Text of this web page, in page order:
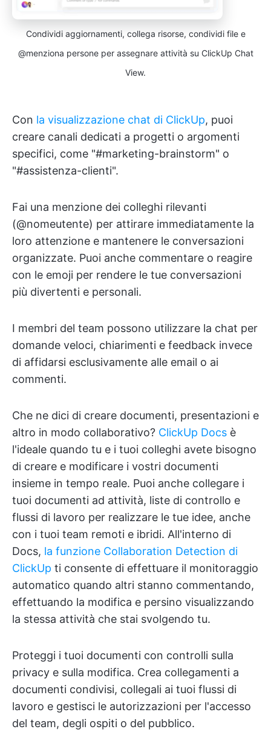
Condividi aggiornamenti, collega risorse, condividi file e
@menziona persone per assegnare attività su ClickUp Chat
View.
Con la visualizzazione chat di ClickUp, puoi
creare canali dedicati a progetti o argomenti
specifici, come "#marketing-brainstorm" o
"#assistenza-clienti".
Fai una menzione dei colleghi rilevanti
(@nomeutente) per attirare immediatamente la
loro attenzione e mantenere le conversazioni
organizzate. Puoi anche commentare o reagire
con le emoji per rendere le tue conversazioni
più divertenti e personali.
I membri del team possono utilizzare la chat per
domande veloci, chiarimenti e feedback invece
di affidarsi esclusivamente alle email o ai
commenti.
Che ne dici di creare documenti, presentazioni e
altro in modo collaborativo? ClickUp Docs è
l'ideale quando tu e i tuoi colleghi avete bisogno
di creare e modificare i vostri documenti
insieme in tempo reale. Puoi anche collegare i
tuoi documenti ad attività, liste di controllo e
flussi di lavoro per realizzare le tue idee, anche
con i tuoi team remoti e ibridi. All'interno di
Docs, la funzione Collaboration Detection di
ClickUp ti consente di effettuare il monitoraggio
automatico quando altri stanno commentando,
effettuando la modifica e persino visualizzando
la stessa attività che stai svolgendo tu.
Proteggi i tuoi documenti con controlli sulla
privacy e sulla modifica. Crea collegamenti a
documenti condivisi, collegali ai tuoi flussi di
lavoro e gestisci le autorizzazioni per l'accesso
del team, degli ospiti o del pubblico.